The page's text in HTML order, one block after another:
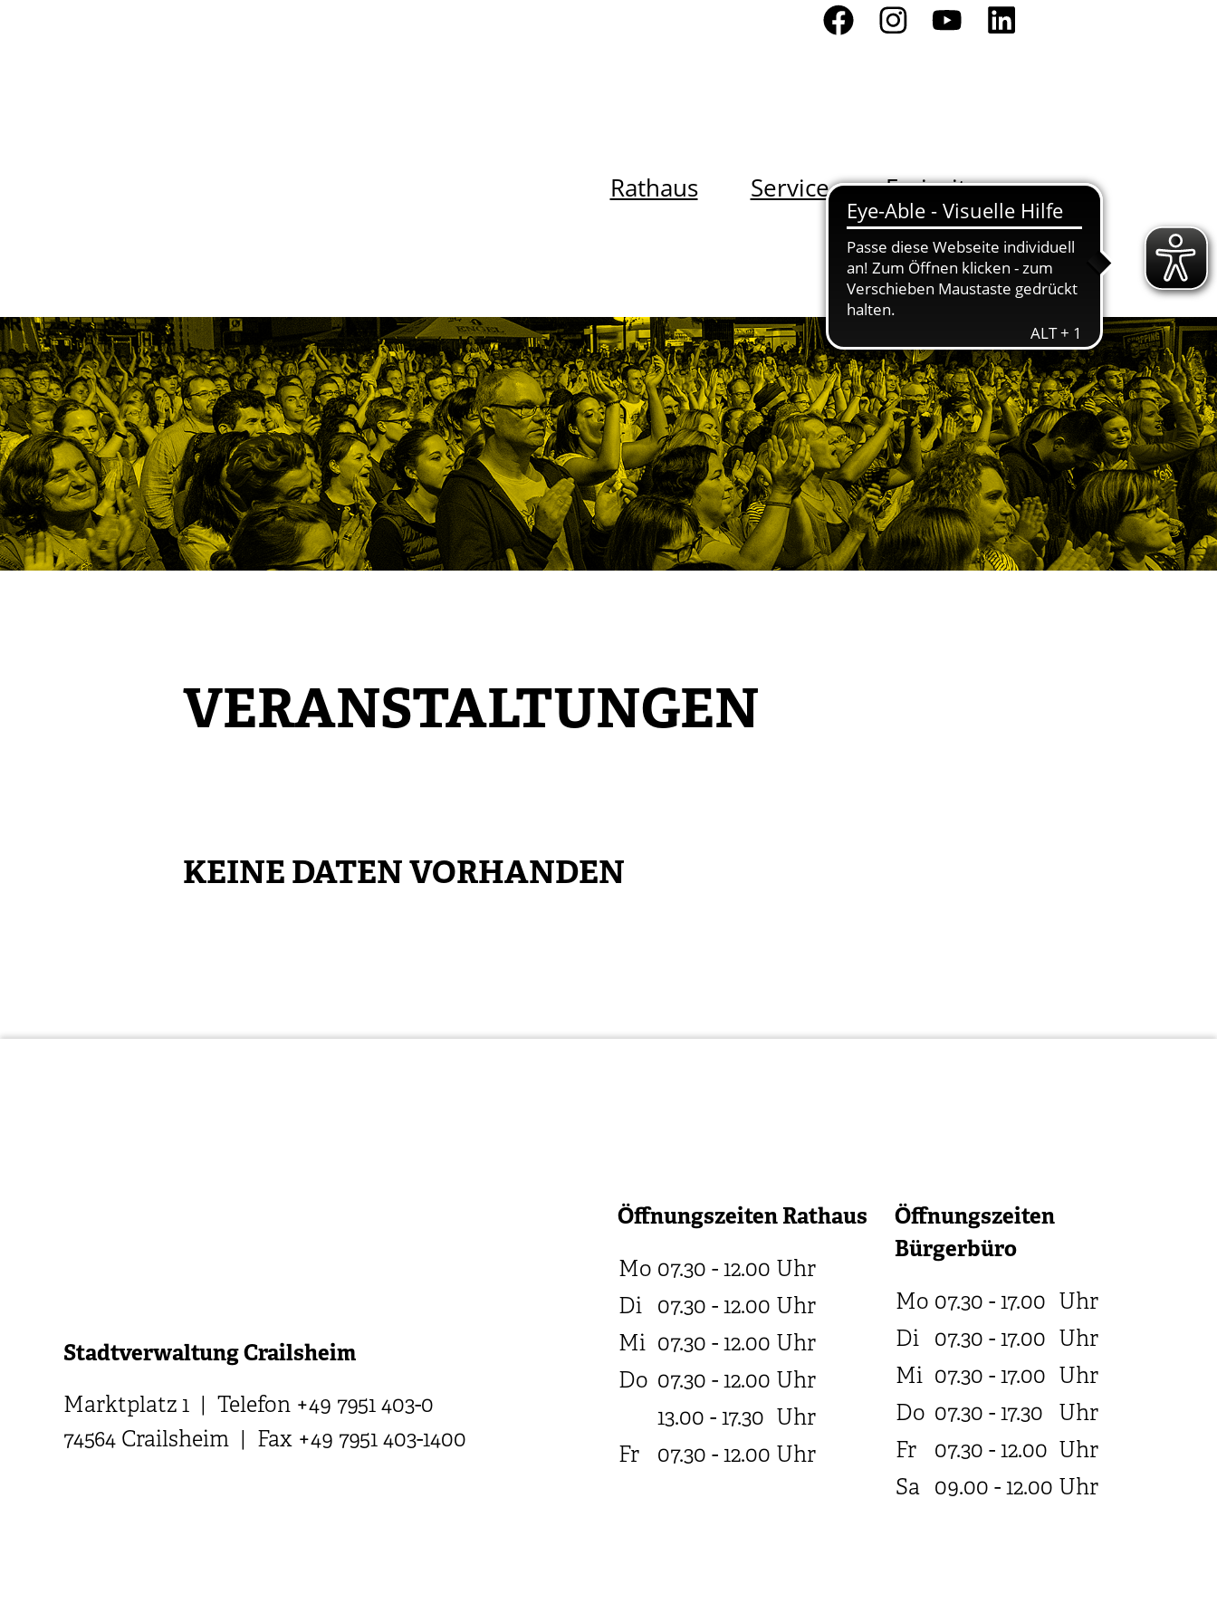
Rathaus Service Freizeit
VERANSTALTUNGEN
KEINE DATEN VORHANDEN
Stadtverwaltung Crailsheim
Marktplatz 1 | Telefon +49 7951 403-0
74564 Crailsheim | Fax +49 7951 403-1400
Öffnungszeiten Rathaus
Mo 07.30 - 12.00 Uhr
Di 07.30 - 12.00 Uhr
Mi 07.30 - 12.00 Uhr
Do 07.30 - 12.00 Uhr
13.00 - 17.30 Uhr
Fr
07.30 - 12.00 Uhr
Öffnungszeiten
Bürgerbüro
Mo 07.30 - 17.00 Uhr
Di 07.30 - 17.00 Uhr
Mi 07.30 - 17.00 Uhr
Do 07.30 - 17.30
Uhr
Fr
07.30 - 12.00 Uhr
Sa 09.00 - 12.00 Uhr